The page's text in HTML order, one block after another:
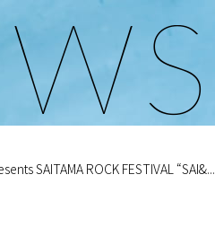
WS
SAITAMA ROCK FESTIVAL “SAI&...